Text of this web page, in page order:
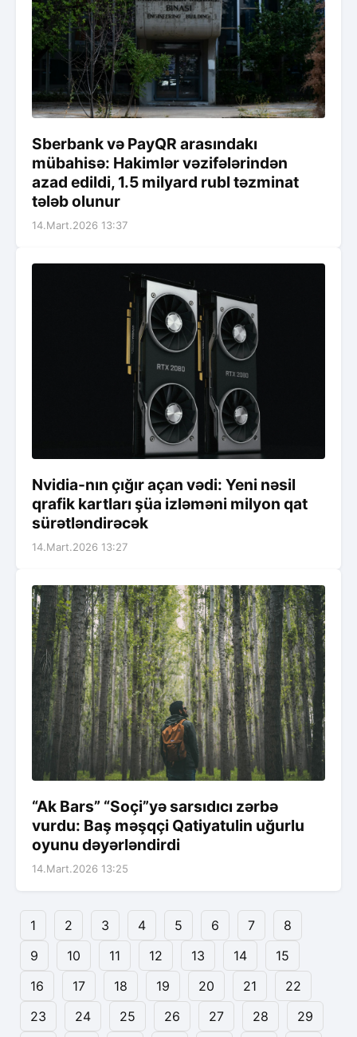
Sberbank və PayQR arasındakı
mübahisə: Hakimlər vəzifələrindən
azad edildi, 1.5 milyard rubl təzminat
tələb olunur
14.Mart.2026 13:37
Nvidia-nın çığır açan vədi: Yeni nəsil
qrafik kartları şüa izləməni milyon qat
sürətləndirəcək
14.Mart.2026 13:27
“Ak Bars” “Soçi”yə sarsıdıcı zərbə
vurdu: Baş məşqçi Qatiyatulin uğurlu
oyunu dəyərləndirdi
14.Mart.2026 13:25
1 2 3 4 5 6 7
8
9
10 11 12 13 14
15
16
17 18 19 20 21
22
23
24 25 26 27 28
29